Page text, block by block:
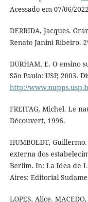
Acessado em 07/06/
DERRIDA, Jacques.
Renato Janini Ribeiro.
DURHAM, E. O ensino
São Paulo: USP, 2003.
http://
FREITAG, Michel. Le
Découvert, 1996.
HUMBOLDT,
externa dos
Berlim. In: La Idea de
Aires: Editorial
LOPES, Alice.